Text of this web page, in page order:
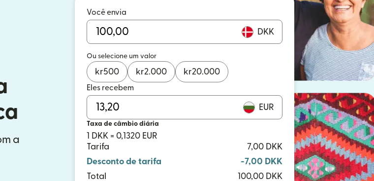
a
Você envia
DKK
Ou selecione um valor
kr500 kr2.000 kr20.000
Eles recebem
EUR
Taxa de câmbio diária
1 DKK = 0,1320 EUR
Tarifa
7,00 DKK
Desconto de tarifa
-7,00 DKK
Total
100,00 DKK